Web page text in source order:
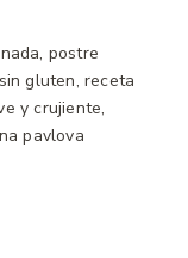
postre
gluten, receta
y crujiente,
pavlova